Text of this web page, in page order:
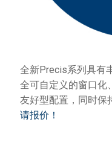
全新Precis系列具有
全可自定义的窗口化
友好型配置，同时保
请报价！